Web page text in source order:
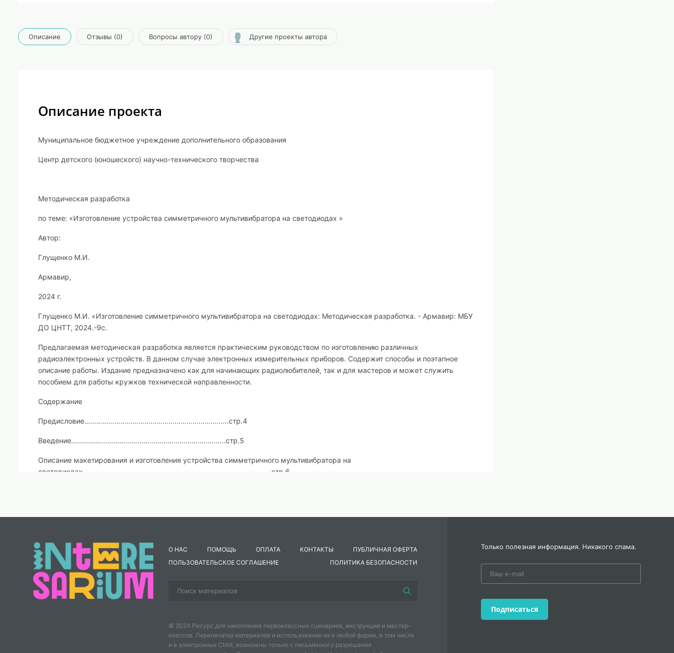
Описание Отзывы (0) Вопросы автору (0) Другие проекты автора
Описание проекта
Муниципальное бюджетное учреждение дополнительного образования
Центр детского (юношеского) научно-технического творчества
Методическая разработка
по теме: «Изготовление устройства симметричного мультивибратора на светодиодах »
Автор:
Глущенко М.И.
Армавир,
2024 г.
Глущенко М.И. «Изготовление симметричного мультивибратора на светодиодах: Методическая разработка. - Армавир: МБУ
ДО ЦНТТ, 2024.-9с.
Предлагаемая методическая разработка является практическим руководством по изготовлению различных
радиоэлектронных устройств. В данном случае электронных измерительных приборов. Содержит способы и поэтапное
описание работы. Издание предназначено как для начинающих радиолюбителей, так и для мастеров и может служить
пособием для работы кружков технической направленности.
Содержание
Предисловие……………………………………………………............стр.4
Введение………………………………………………………..............стр.5
Описание макетирования и изготовления устройства симметричного мультивибратора на
светодиодах..............................................................................................стр.6
Данная разработка познакомит вас с проектированием и изготовлением симметричного мультивибратора на
светодиодах.Мультивибратор является одним из самых распространенных генераторов импульсов прямоугольной формы,
используемой в электронике и радиотехнике. Обычно представляет собой двухкаскадный резистивный усилитель,
охваченный глубокой положительной обратной связью. В электронной технике используется самые различные варианты
схем мультивибраторов, которые различаются между собой схематехникой, типом используемых активных компонентов
длительности и частоты генерируемых импульсов и другими параметрами.Данная методическая разработка познакомит
вас техникой проектирования и изготовления электронных устройств.
О НАС ПОМОЩЬ ОПЛАТА КОНТАКТЫ
ПУБЛИЧНАЯ ОФЕРТА
ПОЛЬЗОВАТЕЛЬСКОЕ СОГЛАШЕНИЕ
ПОЛИТИКА БЕЗОПАСНОСТИ
© 2024 Ресурс для накопления первоклассных сценариев, инструкций и мастер-
классов. Перепечатка материалов и использование их в любой форме, в том числе
и в электронных СМИ, возможны только с письменного разрешения
Только полезная информация. Никакого спама.
Подписаться